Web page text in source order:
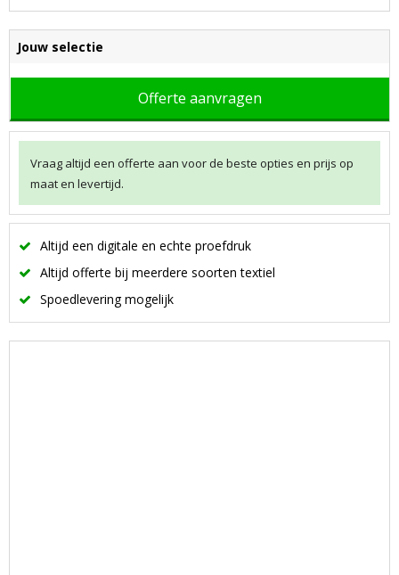
Jouw selectie
Offerte aanvragen
Vraag altijd een offerte aan voor de beste opties en prijs op
maat en levertijd.
Altijd een digitale en echte proefdruk
Altijd offerte bij meerdere soorten textiel
Spoedlevering mogelijk